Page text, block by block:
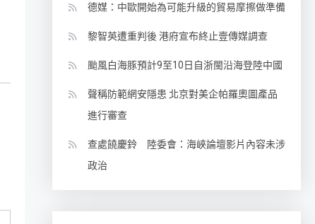
德媒：中歐開始為可能升級的貿易摩擦做準備
黎智英遭重判後 港府宣布終止壹傳媒調查
颱風白海豚預計9至10日自浙閩沿海登陸中國
聲稱防範網安隱患 北京對美企帕羅奧圖產品
進行審查
查處饒慶鈴 陸委會：海峽論壇影片內容未涉
政治